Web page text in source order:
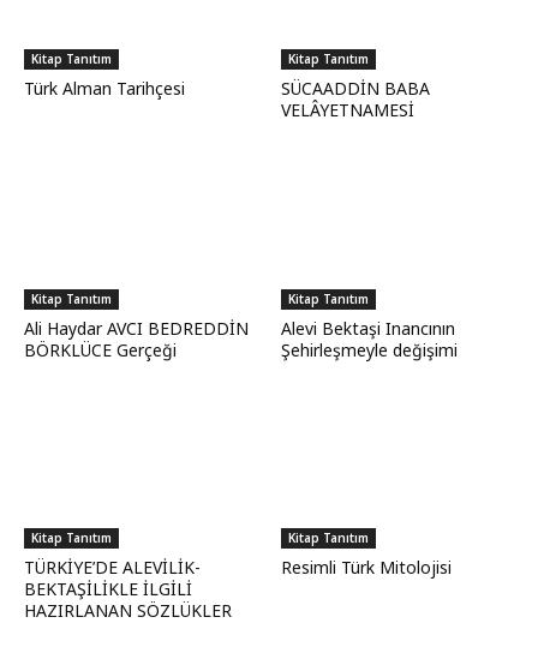
Kitap Tanıtım
Türk Alman Tarihçesi
Kitap Tanıtım
SÜCAADDİN BABA
VELÂYETNAMESİ
Kitap Tanıtım
Ali Haydar AVCI BEDREDDİN
BÖRKLÜCE Gerçeği
Kitap Tanıtım
Alevi Bektaşi Inancının
Şehirleşmeyle değişimi
Kitap Tanıtım
TÜRKİYE’DE ALEVİLİK-
BEKTAŞİLİKLE İLGİLİ
HAZIRLANAN SÖZLÜKLER
Kitap Tanıtım
Resimli Türk Mitolojisi